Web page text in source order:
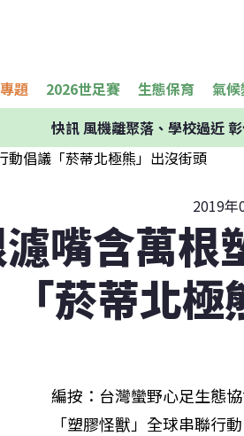
題 2026世足賽 生態保育 氣
快訊風機離聚落、學校過近
2019年
嘴含萬根
「菸蒂北
編按：台灣蠻野心足生態
「塑膠怪獸」全球串聯行